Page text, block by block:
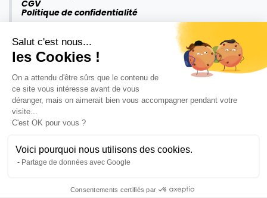
Salut c'est nous...
les Cookies !
On a attendu d'être sûrs que le contenu de
ce site vous intéresse avant de vous
déranger, mais on aimerait bien vous accompagner pendant votre
visite...
C'est OK pour vous ?
Voici pourquoi nous utilisons des cookies.
Partage de données avec Google
Consentements certifiés par
CGV
Politique de confidentialité